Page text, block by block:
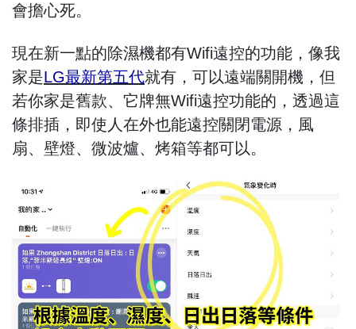
會擔心死。
現在新一點的除濕機都有Wifi遠控的功能，像我
家是LG最新第五代就有，可以遠端關開機，但
若你家是舊款、它牌無Wifi遠控功能的，透過這
條排插，即使人在外也能遠控關閉電源，風
扇、壁燈、微波爐、烤箱等都可以。